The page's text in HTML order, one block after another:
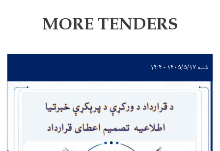
MORE TENDERS
شنبه ۱۴۰۵/۵/۱۷ - ۱۴:۴